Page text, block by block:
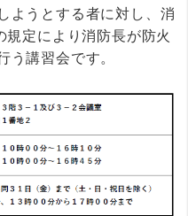
ようとする者に対し、消
定により消防長が防火
う講習会です。